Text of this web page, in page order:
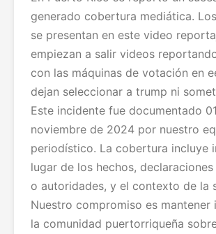
generado cobertura mediática.
se presentan en este video
empiezan a salir videos
con las máquinas de votación en
dejan seleccionar a trump ni
Este incidente fue documentado
noviembre de 2024 por nuestro
periodístico. La cobertura incluye
lugar de los hechos,
o autoridades, y el contexto de la
Nuestro compromiso es mantener
la comunidad puertorriqueña